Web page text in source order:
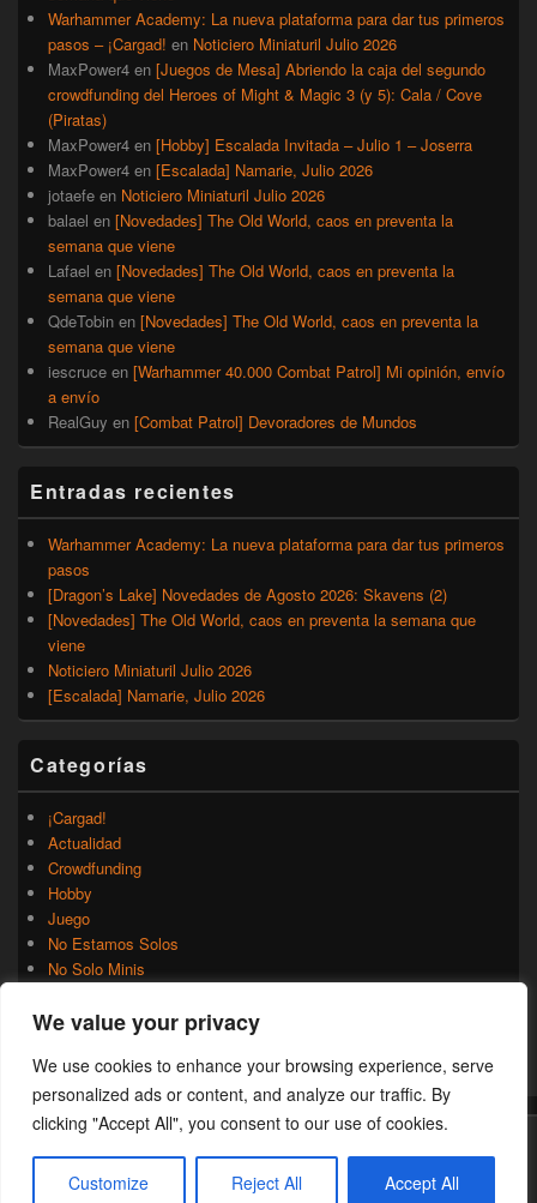
We value your privacy
We use cookies to enhance your browsing experience, serve
personalized ads or content, and analyze our traffic. By
clicking "Accept All", you consent to our use of cookies.
Customize Reject All Accept All
Warhammer Academy: La nueva plataforma para dar tus primeros
pasos – ¡Cargad! en Noticiero Miniaturil Julio 2026
MaxPower4 en [Juegos de Mesa] Abriendo la caja del segundo
crowdfunding del Heroes of Might & Magic 3 (y 5): Cala / Cove
(Piratas)
MaxPower4 en [Hobby] Escalada Invitada – Julio 1 – Joserra
MaxPower4 en [Escalada] Namarie, Julio 2026
jotaefe en Noticiero Miniaturil Julio 2026
balael en [Novedades] The Old World, caos en preventa la
semana que viene
Lafael en [Novedades] The Old World, caos en preventa la
semana que viene
QdeTobin en [Novedades] The Old World, caos en preventa la
semana que viene
iescruce en [Warhammer 40.000 Combat Patrol] Mi opinión, envío
a envío
RealGuy en [Combat Patrol] Devoradores de Mundos
Entradas recientes
Warhammer Academy: La nueva plataforma para dar tus primeros
pasos
[Dragon’s Lake] Novedades de Agosto 2026: Skavens (2)
[Novedades] The Old World, caos en preventa la semana que
viene
Noticiero Miniaturil Julio 2026
[Escalada] Namarie, Julio 2026
Categorías
¡Cargad!
Actualidad
Crowdfunding
Hobby
Juego
No Estamos Solos
No Solo Minis
Rumores
Uncategorized
¡Cargad!
. Todos los Derechos Reservados.